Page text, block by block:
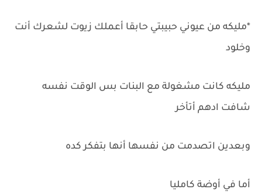
*مليكه من عيوني حبيبتي حابقا أعملك زيوت لشعرك أنت
وخلود
مليكه كانت مشغولة مع البنات بس الوقت نفسه
شافت ادهم أتأخر
وبعدين اتصدمت من نفسها أنها بتفكر كده
أما في أوضة كامليا